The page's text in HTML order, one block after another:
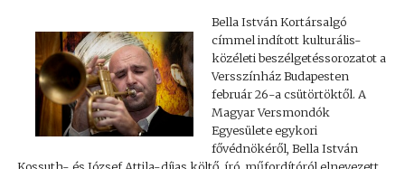
Bella István Kortársalgó
címmel indított kulturális-
közéleti beszélgetéssorozatot a
Versszínház Budapesten
február 26-a csütörtöktől. A
Magyar Versmondók
Egyesülete egykori
fővédnökéről, Bella István